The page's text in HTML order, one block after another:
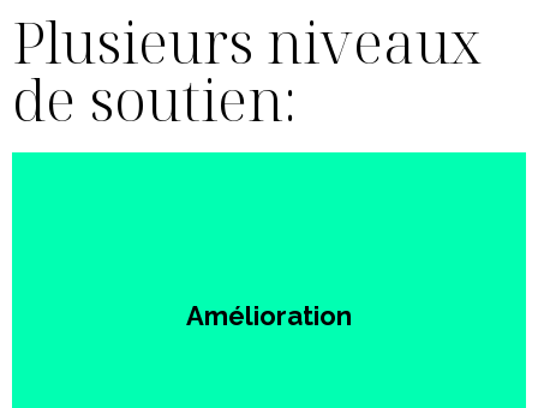
Plusieurs niveaux
de soutien:
Amélioration
données nécessaires pour effectuer des tests